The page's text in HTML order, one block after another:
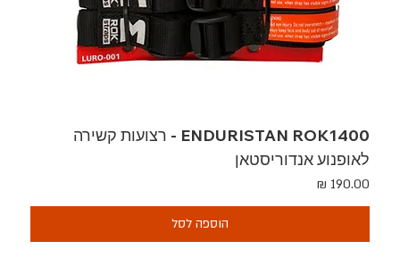
ENDURISTAN ROK1400 - רצועות קשירה
לאופנוע אנדוריסטאן
מחיר
הוספה לסל